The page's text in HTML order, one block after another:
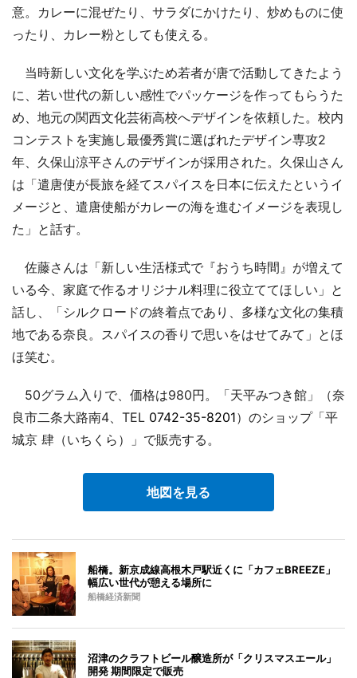
意。カレーに混ぜたり、サラダにかけたり、炒めものに使
ったり、カレー粉としても使える。
当時新しい文化を学ぶため若者が唐で活動してきたよう
に、若い世代の新しい感性でパッケージを作ってもらうた
め、地元の関西文化芸術高校へデザインを依頼した。校内
コンテストを実施し最優秀賞に選ばれたデザイン専攻2
年、久保山涼平さんのデザインが採用された。久保山さん
は「遣唐使が長旅を経てスパイスを日本に伝えたというイ
メージと、遣唐使船がカレーの海を進むイメージを表現し
た」と話す。
佐藤さんは「新しい生活様式で『おうち時間』が増えて
いる今、家庭で作るオリジナル料理に役立ててほしい」と
話し、「シルクロードの終着点であり、多様な文化の集積
地である奈良。スパイスの香りで思いをはせてみて」とほ
ほ笑む。
50グラム入りで、価格は980円。「天平みつき館」（奈
良市二条大路南4、TEL 0742-35-8201）のショップ「平
城京 肆（いちくら）」で販売する。
地図を見る
船橋。新京成線高根木戸駅近くに「カフェBREEZE」
幅広い世代が憩える場所に
船橋経済新聞
沼津のクラフトビール醸造所が「クリスマスエール」
開発 期間限定で販売